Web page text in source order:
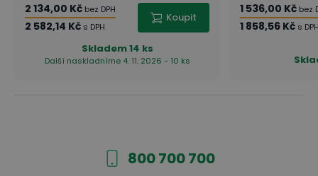
2 134,00 Kč bez DPH
2 582,14 Kč s DPH
Koupit
Skladem14 ks
Další naskladníme 4. 11. 2026 - 10 ks
1 536,00 Kč bez
1 858,56 Kč s
800 700 700